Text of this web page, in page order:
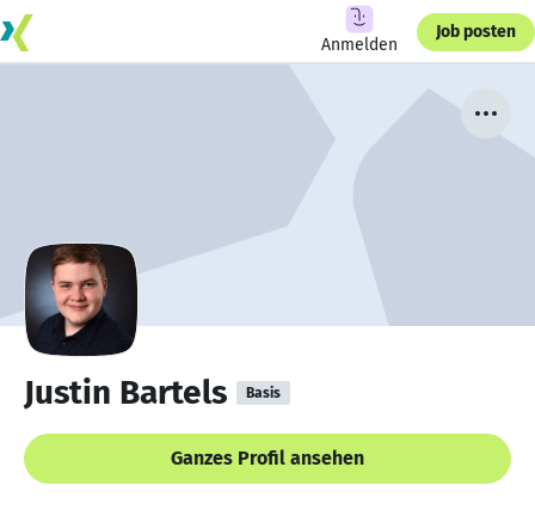
Anmelden
Job posten
Justin Bartels Basis
Ganzes Profil ansehen